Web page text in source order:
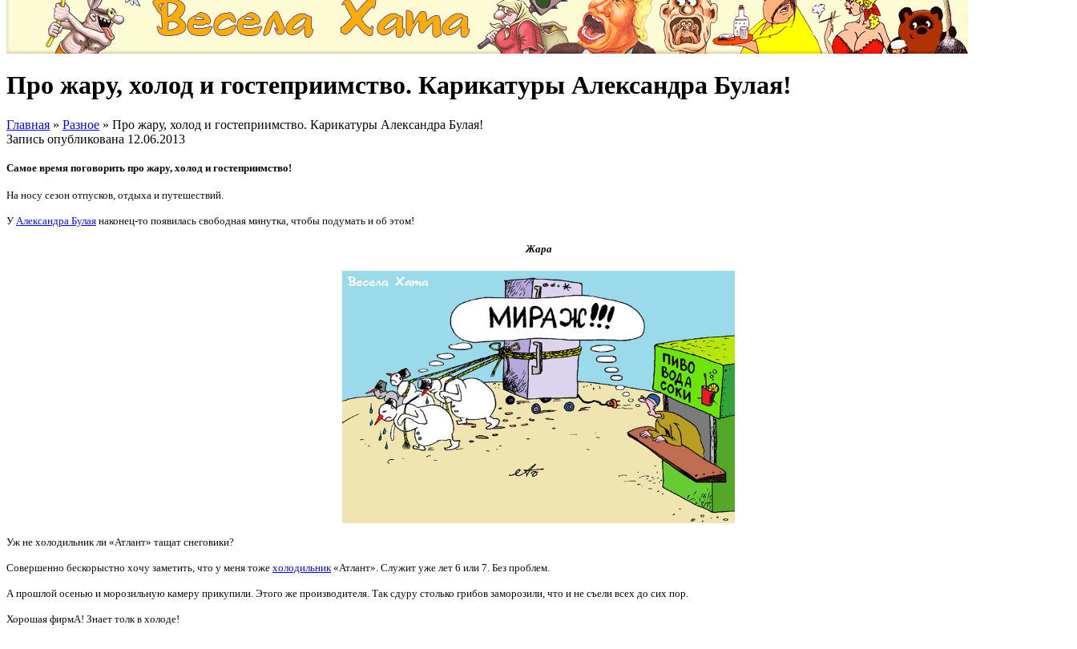
Про жару, холод и гостеприимство. Карикатуры Александра Булая!
Главная » Разное » Про жару, холод и гостеприимство. Карикатуры Александра Булая!
Запись опубликована 12.06.2013
Самое время поговорить про жару, холод и гостеприимство!
На носу сезон отпусков, отдыха и путешествий.
У Александра Булая наконец-то появилась свободная минутка, чтобы подумать и об этом!
Жара
Уж не холодильник ли «Атлант» тащат снеговики?
Совершенно бескорыстно хочу заметить, что у меня тоже холодильник «Атлант». Служит уже лет 6 или 7. Без проблем.
А прошлой осенью и морозильную камеру прикупили. Этого же производителя. Так сдуру столько грибов заморозили, что и не съели всех до сих пор.
Хорошая фирмА! Знает толк в холоде!